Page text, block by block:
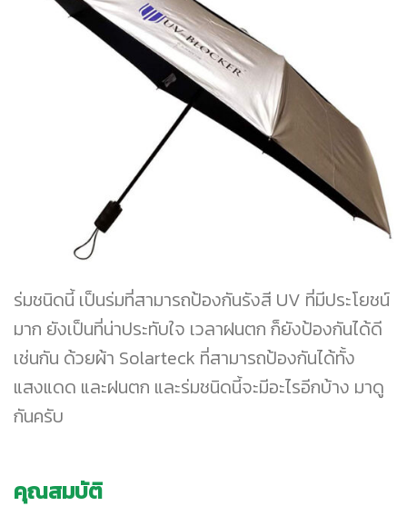
ร่มชนิดนี้ เป็นร่มที่สามารถป้องกันรังสี UV ที่มีประโยชน์
มาก ยังเป็นที่น่าประทับใจ เวลาฝนตก ก็ยังป้องกันได้ดี
เช่นกัน ด้วยผ้า Solarteck ที่สามารถป้องกันได้ทั้ง
แสงแดด และฝนตก และร่มชนิดนี้จะมีอะไรอีกบ้าง มาดู
กันครับ
คุณสมบัติ